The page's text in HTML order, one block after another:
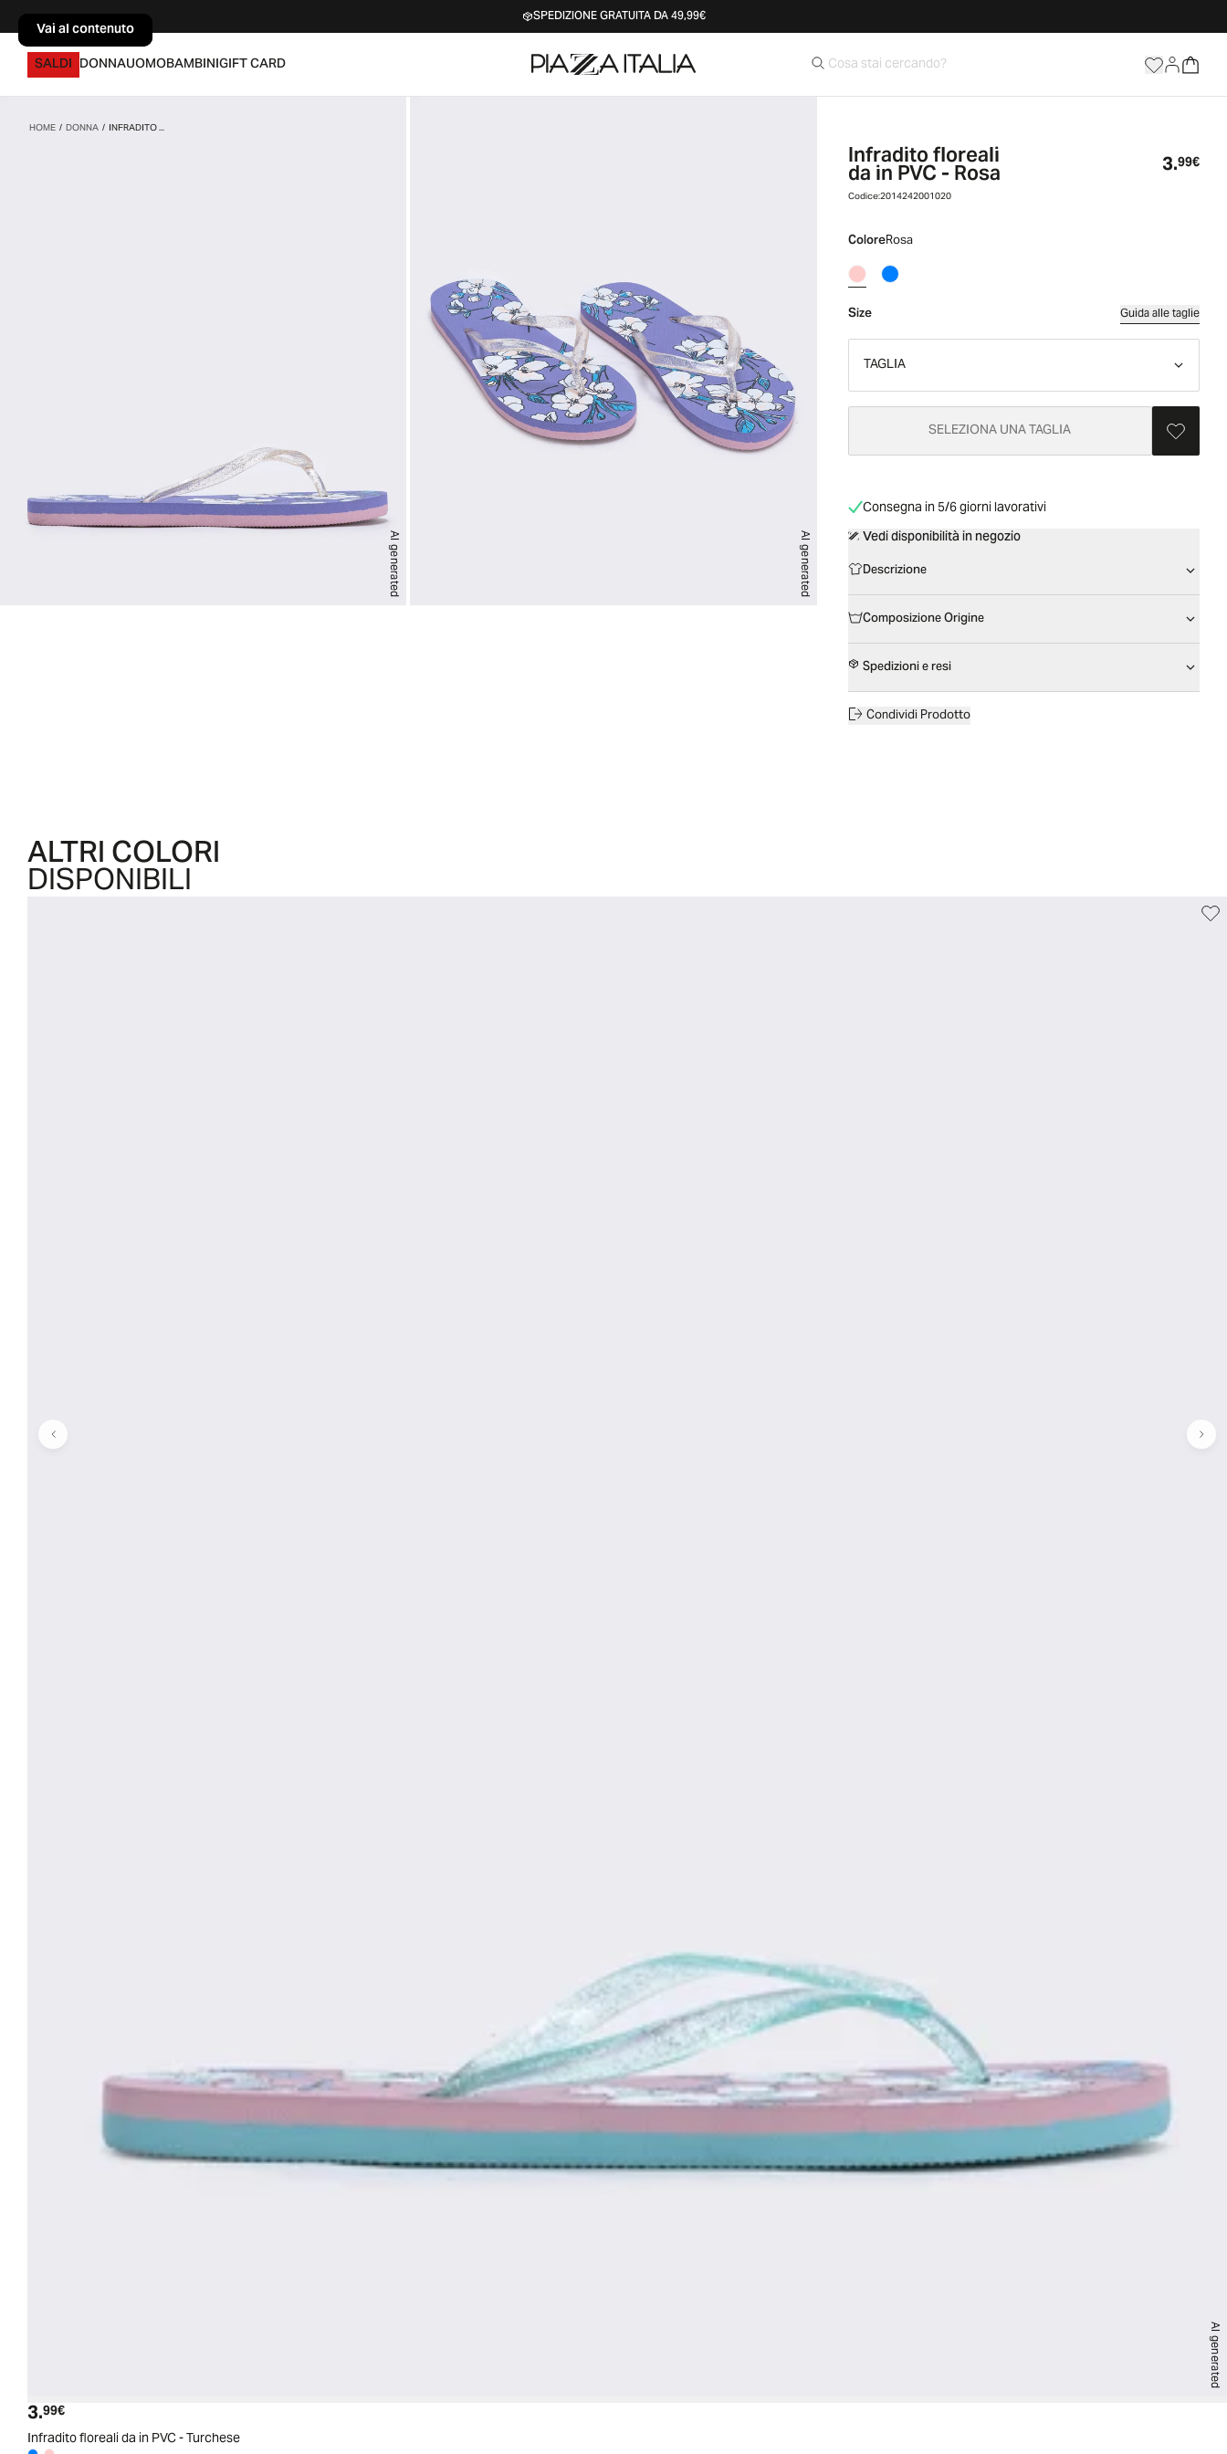
Vai al contenuto SPEDIZIONE GRATUITA DA 49,99€
SALDI DONNAUOMOBAMBINIGIFT CARD
HOME/DONNA/ INFRADITO ...
AI generated AI generated
Infradito floreali
da in PVC - Rosa 3.99€
Codice:2014242001020
ColoreRosa
Size Guida alle taglie
TAGLIA
SELEZIONA UNA TAGLIA
Consegna in 5/6 giorni lavorativi
Vedi disponibilità in negozio
Descrizione
Composizione Origine
Spedizioni e resi
Condividi Prodotto
ALTRI COLORI
DISPONIBILI
AI generated
Prezzo attuale
3.99€
Infradito floreali da in PVC - Turchese
Vai al contenuto